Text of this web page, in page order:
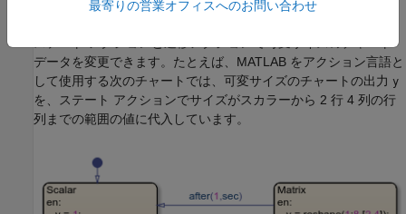
タで可変サイズがサポートされます。
データを変更できます。たとえば、MATLAB をアクション言語と
して使用する次のチャートでは、可変サイズのチャートの出力 y
を、ステート アクションでサイズがスカラーから 2 行 4 列の行
列までの範囲の値に代入しています。
最寄りの営業オフィスへのお問い合わせ